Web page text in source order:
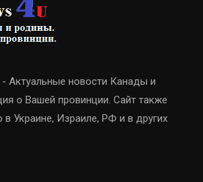
Актуальные новости Канады и
о Вашей провинции. Сайт также
Украине, Израиле, РФ и в других